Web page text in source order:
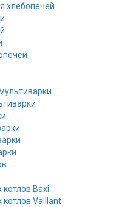
хлебопечей
Baxi
котлов Vaillant